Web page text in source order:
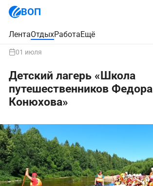
ВОП
ЛентаОтдыхРаботаЕщё
01 июля
Детский лагерь «Школа
путешественников Федора
Конюхова»